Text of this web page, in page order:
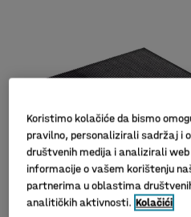
Koristimo kolačiće da bismo
pravilno, personalizirali sadržaj i
društvenih medija i analizirali
informacije o vašem korištenju
partnerima u oblastima
analitičkih aktivnosti. Kolačići